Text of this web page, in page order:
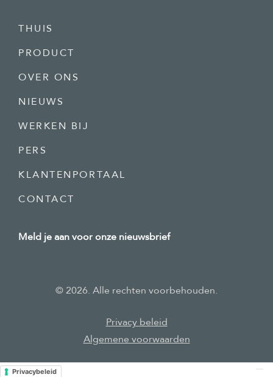
THUIS
PRODUCT
OVER ONS
NIEUWS
WERKEN BIJ
PERS
KLANTENPORTAAL
CONTACT
Meld je aan voor onze nieuwsbrief
©2026. Alle rechten voorbehouden.
Privacy beleid
Algemene voorwaarden
Privacybeleid